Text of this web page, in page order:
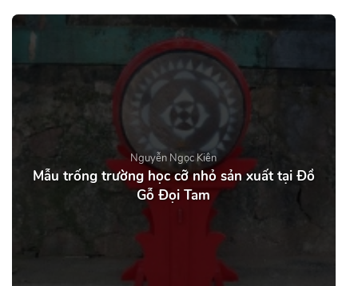
Nguyễn Ngọc Kiên
Mẫu trống trường học cỡ nhỏ sản xuất tại Đồ
Gỗ Đọi Tam